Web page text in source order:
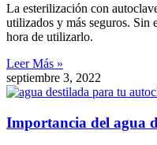
La esterilización con
utilizados y más seguros. Sin
hora de utilizarlo.
Leer Más »
septiembre 3, 2022
Importancia del agua